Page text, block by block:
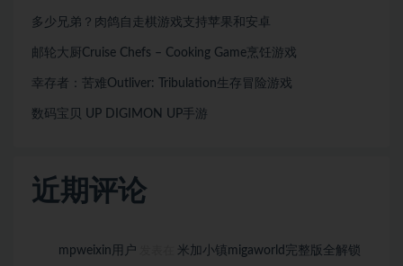
多少兄弟？肉鸽自走棋游戏支持苹果和安卓
邮轮大厨Cruise Chefs – Cooking Game烹饪游戏
幸存者：苦难Outliver: Tribulation生存冒险游戏
数码宝贝 UP DIGIMON UP手游
近期评论
mpweixin用户
米加小镇migaworld完整版全解锁